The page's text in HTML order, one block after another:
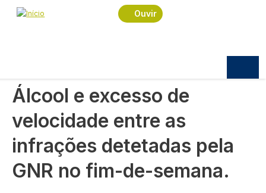
Passar para o conteúdo principal
Ouvir
Navegação estrutural
Início
Sociedade
Álcool e excesso de velocidade entre as infrações
Álcool e excesso de
velocidade entre as
infrações detetadas pela
GNR no fim-de-semana.